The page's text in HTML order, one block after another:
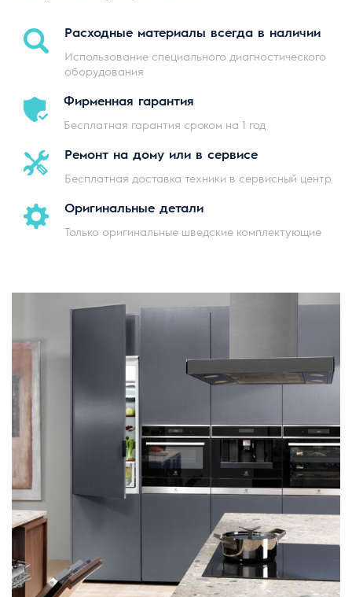
Расходные материалы всегда в наличии
Использование специального диагностического
оборудования
Фирменная гарантия
Бесплатная гарантия сроком на 1 год
Ремонт на дому или в сервисе
Бесплатная доставка техники в сервисный центр
Оригинальные детали
Только оригинальные шведские комплектующие